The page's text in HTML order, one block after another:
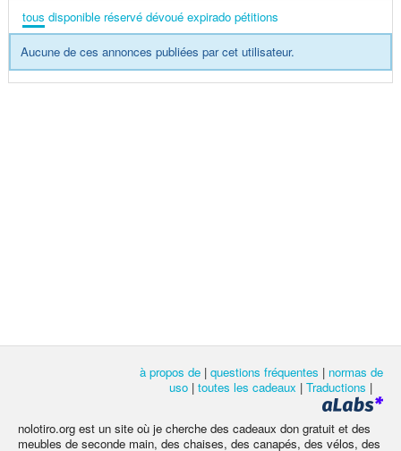
tous disponible réservé dévoué expirado pétitions
Aucune de ces annonces publiées par cet utilisateur.
à propos de | questions fréquentes | normas de
uso | toutes les cadeaux | Traductions |
nolotiro.org est un site où je cherche des cadeaux don gratuit et des
meubles de seconde main, des chaises, des canapés, des vélos, des